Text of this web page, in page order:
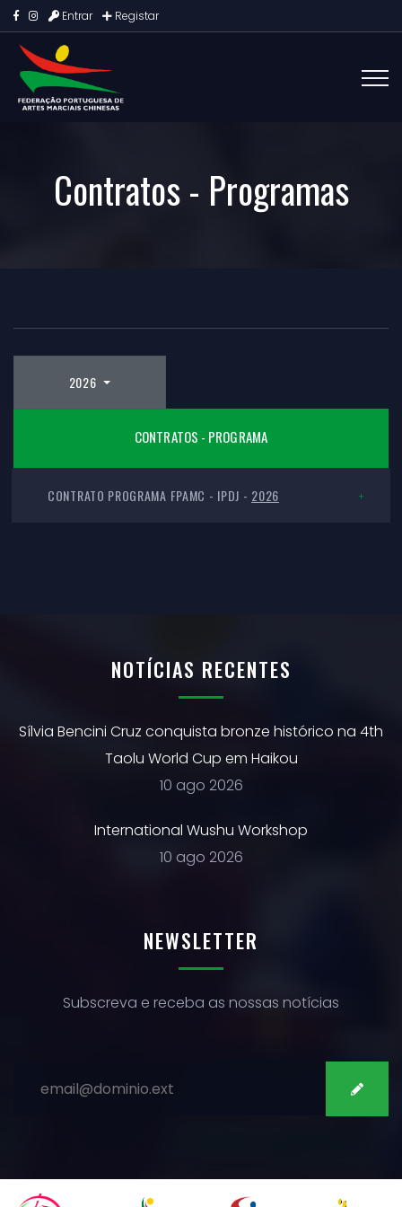
Entrar Registar
Contratos - Programas
2026
CONTRATOS - PROGRAMA
CONTRATO PROGRAMA FPAMC - IPDJ - 2026
NOTÍCIAS RECENTES
Sílvia Bencini Cruz conquista bronze histórico na 4th
Taolu World Cup em Haikou
10 ago 2026
International Wushu Workshop
10 ago 2026
NEWSLETTER
Subscreva e receba as nossas notícias